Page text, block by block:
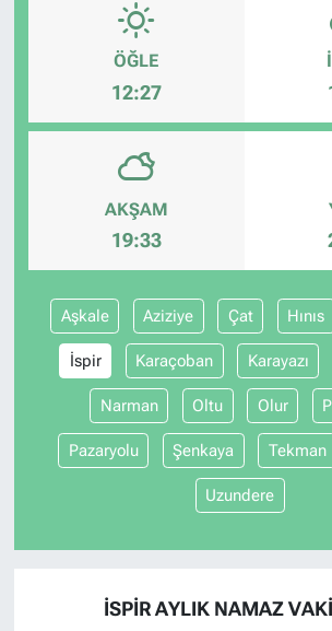
ÖĞLE
12:27
AKŞAM
19:33
Aşkale Aziziye Çat Hınıs
İspir Karaçoban Karayazı
Narman Oltu Olur
Pazaryolu Şenkaya Tekman
Uzundere
İSPIR AYLIK NAMAZ